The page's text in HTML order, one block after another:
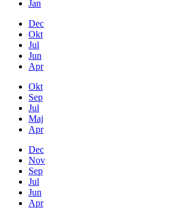
Jan
Dec
Okt
Jul
Jun
Apr
Okt
Sep
Jul
Maj
Apr
Dec
Nov
Sep
Jul
Jun
Apr